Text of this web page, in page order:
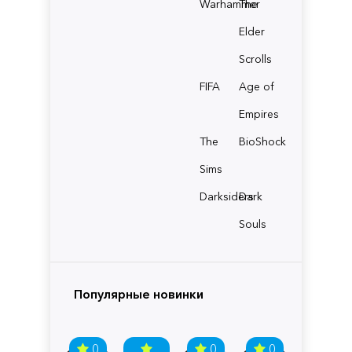
Warhammer
The
Elder
Scrolls
FIFA
Age of
Empires
The
Sims
BioShock
Darksiders
Dark
Souls
Популярные новинки
0 0 0